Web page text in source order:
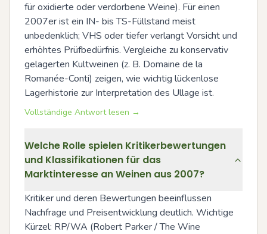
für oxidierte oder verdorbene Weine). Für einen
2007er ist ein IN- bis TS-Füllstand meist
unbedenklich; VHS oder tiefer verlangt Vorsicht und
erhöhtes Prüfbedürfnis. Vergleiche zu konservativ
gelagerten Kultweinen (z. B. Domaine de la
Romanée-Conti) zeigen, wie wichtig lückenlose
Lagerhistorie zur Interpretation des Ullage ist.
Vollständige Antwort lesen →
Welche Rolle spielen Kritikerbewertungen
und Klassifikationen für das
Marktinteresse an Weinen aus 2007?
Kritiker und deren Bewertungen beeinflussen
Nachfrage und Preisentwicklung deutlich. Wichtige
Kürzel: RP/WA (Robert Parker / The Wine